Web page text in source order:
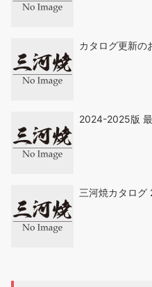
カタログ更新の
2024-2025版
三河焼カタログ